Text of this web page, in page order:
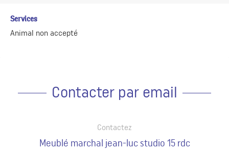
Services
Animal non accepté
Contacter par email
Contactez
Meublé marchal jean-luc studio 15 rdc